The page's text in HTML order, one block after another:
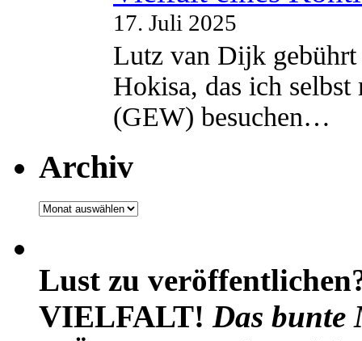
17. Juli 2025
Lutz van Dijk
Hokisa, das ich
(GEW) besuchen…
Archiv
Archiv
Lust zu
VIELFALT! Das bunte